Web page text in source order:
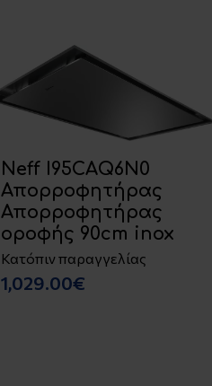
Neff I95CAQ6N0
Απορροφητήρας
Απορροφητήρας
οροφής 90cm inox
Κατόπιν παραγγελίας
1,029.00€